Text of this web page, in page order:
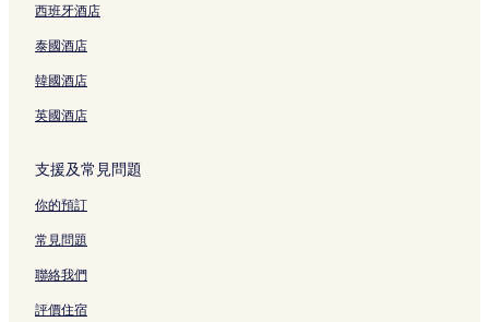
曼谷的提供免費早餐的酒店
曼谷的旅館
曼谷的溫泉酒店
和平公園附近的酒店
阿索克的購物酒店
曼谷的泳池酒店
曼谷酒店
泰國康民醫院附近的酒店
水門市場附近的酒店
西班牙酒店
泰國酒店
韓國酒店
英國酒店
支援及常見問題
你的預訂
常見問題
聯絡我們
評價住宿